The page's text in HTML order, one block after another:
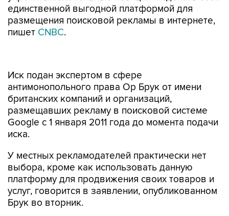
единственной выгодной платформой для
размещения поисковой рекламы в интернете,
пишет CNBC.
британских компаний и организаций,
размещавших рекламу в поисковой системе
Google с 1 января 2011 года до момента подачи
иска.
У местных рекламодателей практически нет
платформу для продвижения своих товаров и
услуг, говорится в заявлении, опубликованном
Брук во вторник.
"Регуляторы по всему миру называют Google